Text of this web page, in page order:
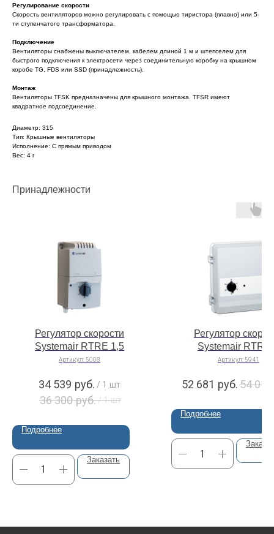
Регулирование скорости
Скорость вентиляторов можно регулировать с помощью тиристора (плавно) или 5-
ти ступенчатого трансформатора.
Подключение
Вентиляторы снабжены выключателем, кабелем длиной 1 м и штепселем для
быстрого подключения к электросети через соединительную коробку на крышном
коробе ТG, FDS или SSD (принадлежность).
Монтаж
Вентиляторы TFSK предназначены для крышного монтажа. TFSR имеют
квадратное подсоединение.
Диаметр: 315
Тип: Крышные вентиляторы
Исполнение: C прямым приводом
Вес: 4 г
Принадлежности
Регулятор скорости
Systemair RTRE 1,5
Артикул:5008
34 539 руб. / 1 шт
36 300 руб./1 шт
Подробнее
Заказать
Регулятор
Systemair RTRD
Артикул:5941
52 681 руб.54 017
Подробнее